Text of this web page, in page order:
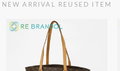
NEW ARRIVAL REUSED ITEM